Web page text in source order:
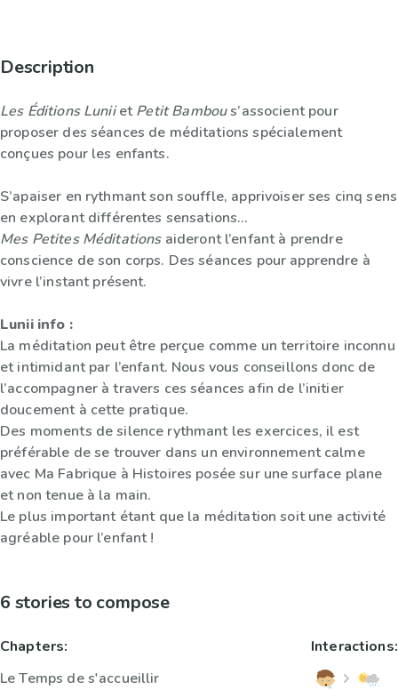
Description
Les Éditions LuniietPetit Bambous’associent pour
proposer des séances de méditations spécialement
conçues pour les enfants.
S’apaiser en rythmant son souffle, apprivoiser ses cinq sens
en explorant différentes sensations…
Mes Petites Méditationsaideront l’enfant à prendre
conscience de son corps. Des séances pour apprendre à
vivre l’instant présent.
Lunii info :
La méditation peut être perçue comme un territoire inconnu
et intimidant par l’enfant. Nous vous conseillons donc de
l’accompagner à travers ces séances afin de l’initier
doucement à cette pratique.
Des moments de silence rythmant les exercices, il est
préférable de se trouver dans un environnement calme
avec Ma Fabrique à Histoires posée sur une surface plane
et non tenue à la main.
Le plus important étant que la méditation soit une activité
agréable pour l’enfant !
6 stories to compose
Chapters:
Le Temps de s'accueillir
Interactions: